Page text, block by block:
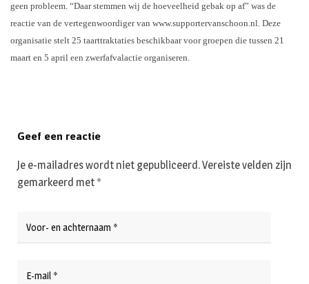
geen probleem. “Daar stemmen wij de hoeveelheid gebak op af” was de
reactie van de vertegenwoordiger van www.supportervanschoon.nl. Deze
organisatie stelt 25 taarttraktaties beschikbaar voor groepen die tussen 21
maart en 5 april een zwerfafvalactie organiseren.
Geef een reactie
Je e-mailadres wordt niet gepubliceerd.Vereiste velden zijn
gemarkeerd met *